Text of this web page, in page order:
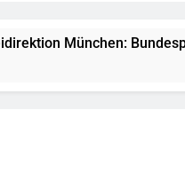
München:
München: